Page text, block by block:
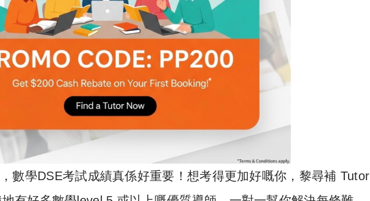
數學DSE考試成績真係好重要！想考得更加好嘅你，黎尋補 Tutor